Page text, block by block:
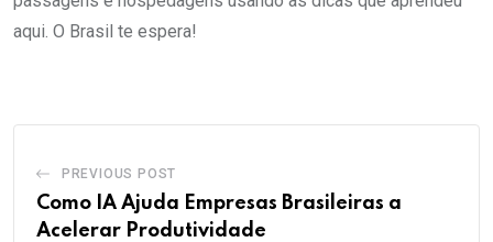
aqui. O Brasil te espera!
PREVIOUS POST
Como IA Ajuda Empresas Brasileiras a
Acelerar Produtividade